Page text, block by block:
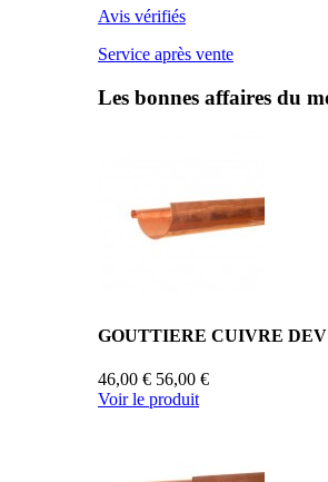
Avis vérifiés
Service après vente
Les bonnes affaires du
GOUTTIERE CUIVRE
46,00 € 56,00 €
Voir le produit